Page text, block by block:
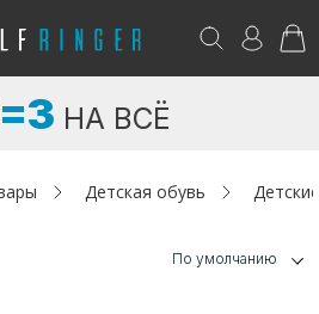
НА ВСЁ
Детская обувь
По умолчанию